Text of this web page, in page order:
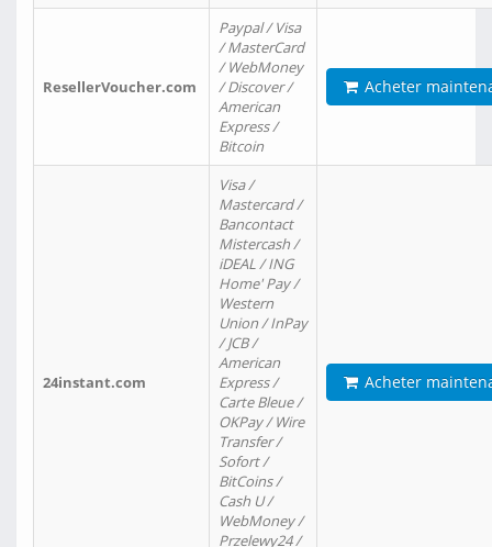
ResellerVoucher.com
Paypal / Visa
/ MasterCard
/ WebMoney
/ Discover /
American
Express /
Bitcoin
Acheter
24instant.com
Visa /
Mastercard /
Bancontact
Mistercash /
iDEAL / ING
Home' Pay /
Western
Union / InPay
/ JCB /
American
Express /
Carte Bleue /
OKPay / Wire
Transfer /
Sofort /
BitCoins /
Cash U /
WebMoney /
Przelewy24 /
Acheter